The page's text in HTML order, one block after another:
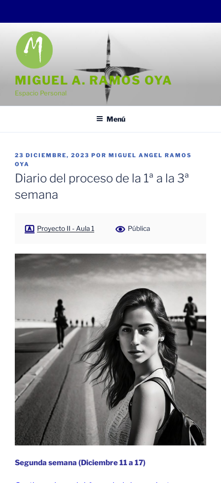
contenido
MIGUEL A. RAMOS OYA
Espacio Personal
Menú
PUBLICADO
EL
23 DICIEMBRE, 2023 POR MIGUEL ANGEL RAMOS
OYA
Diario del proceso de la 1ª a la 3ª
semana
Proyecto II - Aula 1 Pública
Segunda semana (Diciembre 11 a 17)